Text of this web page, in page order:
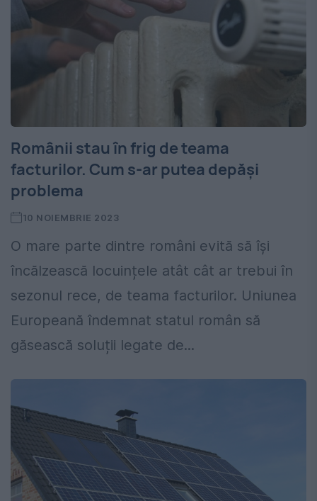
Românii stau în frig de teama
facturilor. Cum s-ar putea depăși
problema
10 NOIEMBRIE 2023
O mare parte dintre români evită să își
încălzească locuințele atât cât ar trebui în
sezonul rece, de teama facturilor. Uniunea
Europeană îndemnat statul român să
găsească soluții legate de...